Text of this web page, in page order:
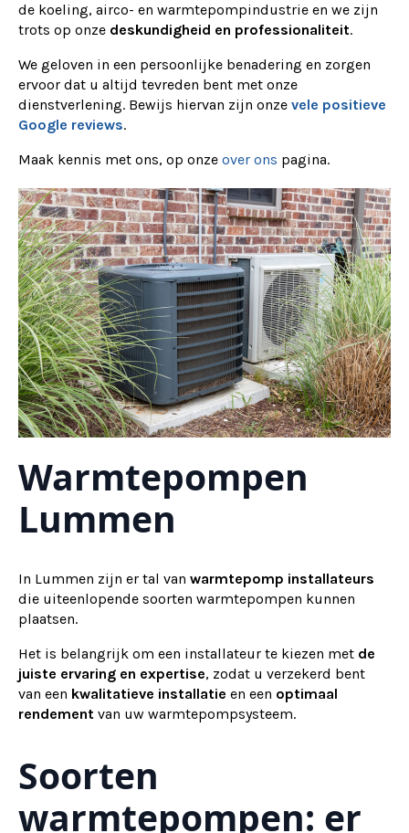
de koeling, airco- en warmtepompindustrie en we zijn
trots op onze deskundigheid en professionaliteit.
We geloven in een persoonlijke benadering en zorgen
ervoor dat u altijd tevreden bent met onze
dienstverlening. Bewijs hiervan zijn onze vele positieve
Google reviews.
Maak kennis met ons, op onze over ons pagina.
Warmtepompen
Lummen
In Lummen zijn er tal van warmtepomp installateurs
die uiteenlopende soorten warmtepompen kunnen
plaatsen.
Het is belangrijk om een installateur te kiezen met de
juiste ervaring en expertise, zodat u verzekerd bent
van een kwalitatieve installatie en een optimaal
rendement van uw warmtepompsysteem.
Soorten
warmtepompen: er